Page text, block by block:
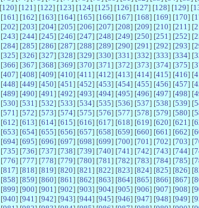
120] [121 ] [122] [123] [124] [125] [126] [127] [128] [129] [
161 ] [162] [163] [164] [165] [166] [167] [168] [169] [170] [
202] [203] [204] [205] [206] [207] [208] [209] [210] [211 ] [
243] [244] [245] [246] [247] [248] [249] [250] [251 ] [252] [
284] [285] [286] [287] [288] [289] [290] [291 ] [292] [293] [
325] [326] [327] [328] [329] [330] [331 ] [332] [333] [334] [
366] [367] [368] [369] [370] [371 ] [372] [373] [374] [375] [
407] [408] [409] [410] [411 ] [412] [413] [414] [415] [416] [
448] [449] [450] [451 ] [452] [453] [454] [455] [456] [457] [
489] [490] [491 ] [492] [493] [494] [495] [496] [497] [498] [
530] [531 ] [532] [533] [534] [535] [536] [537] [538] [539] [
571 ] [572] [573] [574] [575] [576] [577] [578] [579] [580] [
612] [613] [614] [615] [616] [617] [618] [619] [620] [621 ] [
653] [654] [655] [656] [657] [658] [659] [660] [661 ] [662] [
694] [695] [696] [697] [698] [699] [700] [701 ] [702] [703] [
735] [736] [737] [738] [739] [740] [741 ] [742] [743] [744] [
776] [777] [778] [779] [780] [781 ] [782] [783] [784] [785] [
817] [818] [819] [820] [821 ] [822] [823] [824] [825] [826] [
858] [859] [860] [861 ] [862] [863] [864] [865] [866] [867] [
899] [900] [901 ] [902] [903] [904] [905] [906] [907] [908] [
940] [941 ] [942] [943] [944] [945] [946] [947] [948] [949] [